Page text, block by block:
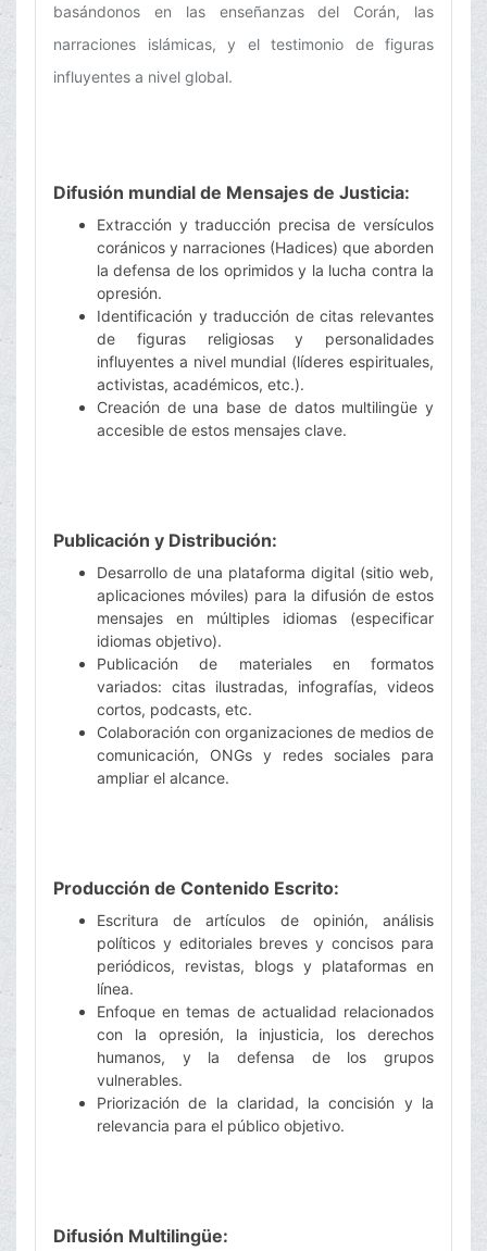
basándonos en las enseñanzas del Corán, las
narraciones islámicas, y el testimonio de figuras
influyentes a nivel global.
Difusión mundial de Mensajes de Justicia:
Extracción y traducción precisa de versículos
coránicos y narraciones (Hadices) que aborden
la defensa de los oprimidos y la lucha contra la
opresión.
Identificación y traducción de citas relevantes
de figuras religiosas y personalidades
influyentes a nivel mundial (líderes espirituales,
activistas, académicos, etc.).
Creación de una base de datos multilingüe y
accesible de estos mensajes clave.
Publicación y Distribución:
Desarrollo de una plataforma digital (sitio web,
aplicaciones móviles) para la difusión de estos
mensajes en múltiples idiomas (especificar
idiomas objetivo).
Publicación de materiales en formatos
variados: citas ilustradas, infografías, videos
cortos, podcasts, etc.
Colaboración con organizaciones de medios de
comunicación, ONGs y redes sociales para
ampliar el alcance.
Producción de Contenido Escrito:
Escritura de artículos de opinión, análisis
políticos y editoriales breves y concisos para
periódicos, revistas, blogs y plataformas en
línea.
Enfoque en temas de actualidad relacionados
con la opresión, la injusticia, los derechos
humanos, y la defensa de los grupos
vulnerables.
Priorización de la claridad, la concisión y la
relevancia para el público objetivo.
Difusión Multilingüe: